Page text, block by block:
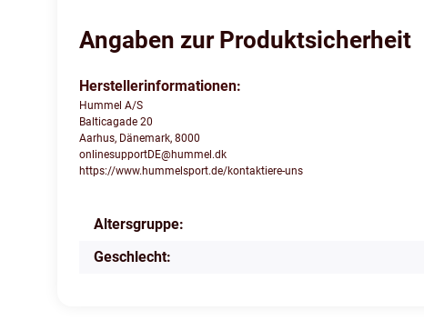
Angaben zur Produktsicherheit
Herstellerinformationen:
Hummel A/S
Balticagade 20
Aarhus, Dänemark, 8000
onlinesupportDE@hummel.dk
https://www.hummelsport.de/kontaktiere-uns
Produkteigenschaft
Wert
Altersgruppe:
Geschlecht: